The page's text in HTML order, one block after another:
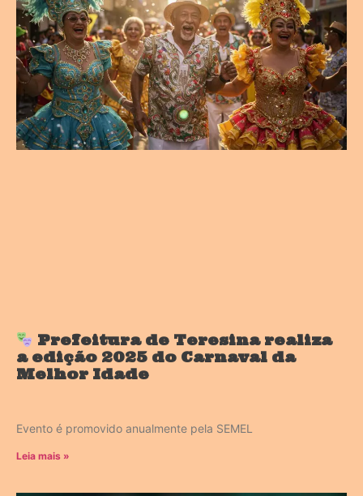
Prefeitura de Teresina realiza
a edição 2025 do Carnaval da
Melhor Idade
Evento é promovido anualmente pela SEMEL
Leia mais »